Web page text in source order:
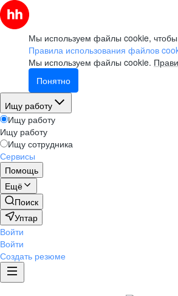
Мы используем файлы cookie, чтобы
Правила использования файлов
Мы используем файлы cookie.
Понятно
Ищу работу
Ищу работу
Ищу работу
Ищу сотрудника
Сервисы
Помощь
Ещё
Поиск
Уптар
Войти
Войти
Создать резюме